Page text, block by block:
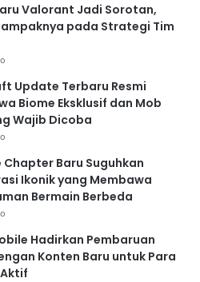
Valorant Jadi Sorotan,
pada Strategi Tim
Update Terbaru Resmi
Biome Eksklusif dan Mob
Wajib Dicoba
Baru Suguhkan
Ikonik yang Membawa
Bermain Berbeda
Hadirkan Pembaruan
Konten Baru untuk Para